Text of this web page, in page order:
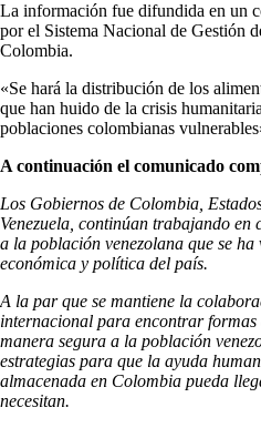
La información fue difundida en un
por el Sistema Nacional de Gestión
Colombia.
«Se hará la distribución de los
que han huido de la crisis
poblaciones colombianas
A continuación el comunicado
Los Gobiernos de Colombia,
Venezuela, continúan trabajando
a la población venezolana que se
económica y política del país.
A la par que se mantiene la
internacional para encontrar formas
manera segura a la población
estrategias para que la ayuda
almacenada en Colombia pueda
necesitan.